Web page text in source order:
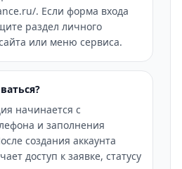
. Если форма входа
раздел личного
или меню сервиса.
начинается с
и заполнения
создания аккаунта
доступ к заявке, статусу